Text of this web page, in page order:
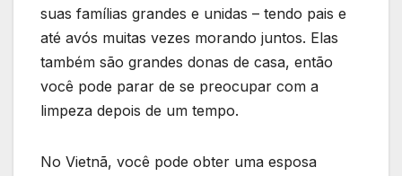
suas famílias grandes e unidas – tendo pais e
até avós muitas vezes morando juntos. Elas
também são grandes donas de casa, então
você pode parar de se preocupar com a
limpeza depois de um tempo.
No Vietnã, você pode obter uma esposa